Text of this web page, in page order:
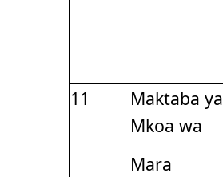
11
Maktaba ya
Mkoa wa
Mara